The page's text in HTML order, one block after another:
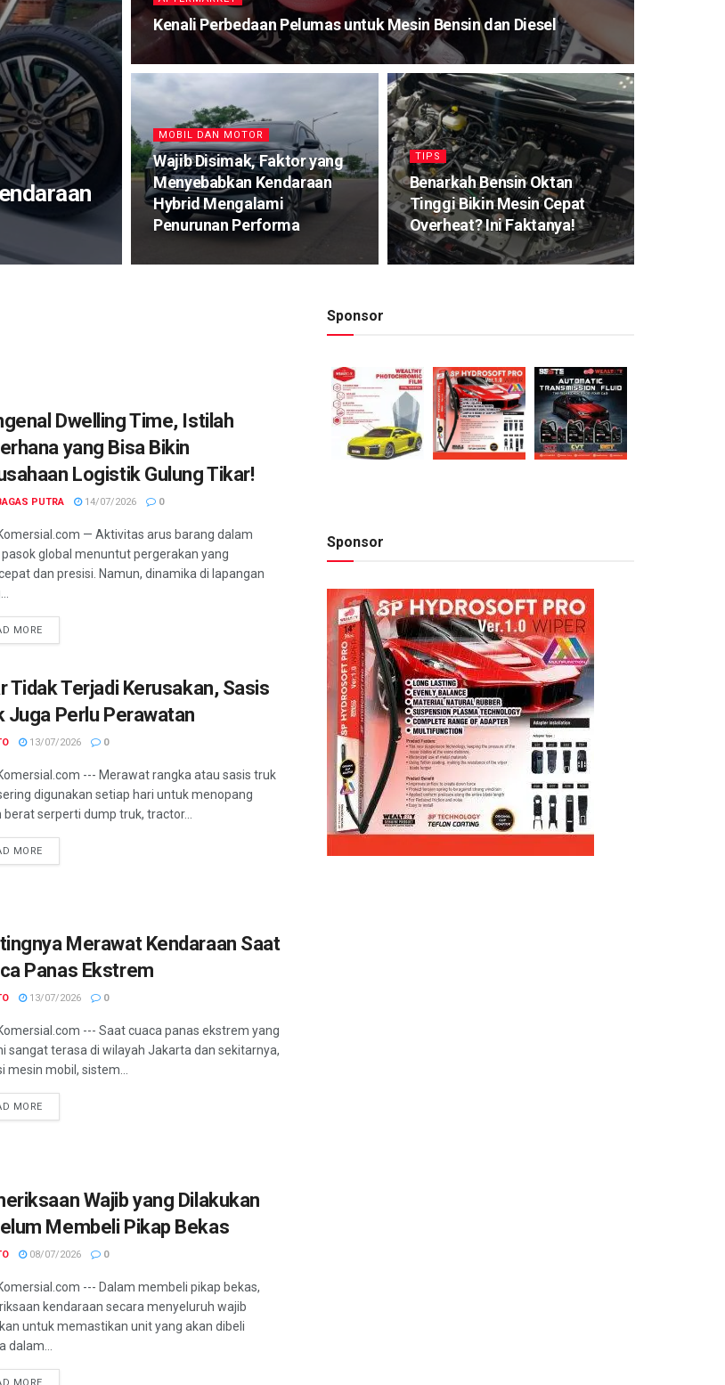
Kenali Perbedaan Pelumas untuk Mesin Bensin dan Diesel
MOBIL DAN MOTOR
Wajib Disimak, Faktor yang
Menyebabkan Kendaraan
Hybrid Mengalami
Penurunan Performa
TIPS
Benarkah Bensin Oktan
Tinggi Bikin Mesin Cepat
Overheat? Ini Faktanya!
Dwelling Time, Istilah
yang Bisa Bikin
Logistik Gulung Tikar!
PUTRA 14/07/2026 0
— Aktivitas arus barang dalam
global menuntut pergerakan yang
dan presisi. Namun, dinamika di lapangan
MORE
Tidak Terjadi Kerusakan, Sasis
Juga Perlu Perawatan
13/07/2026 0
--- Merawat rangka atau sasis truk
digunakan setiap hari untuk menopang
berat serperti dump truk, tractor...
MORE
Merawat Kendaraan Saat
Panas Ekstrem
13/07/2026 0
--- Saat cuaca panas ekstrem yang
sangat terasa di wilayah Jakarta dan sekitarnya,
mesin mobil, sistem...
MORE
Wajib yang Dilakukan
Membeli Pikap Bekas
08/07/2026 0
--- Dalam membeli pikap bekas,
kendaraan secara menyeluruh wajib
untuk memastikan unit yang akan dibeli
dalam...
MORE
Sponsor
Sponsor